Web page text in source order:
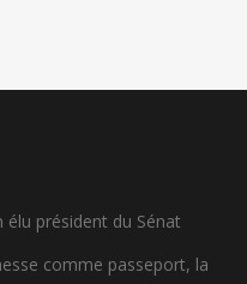
élu président du Sénat
comme passeport, la